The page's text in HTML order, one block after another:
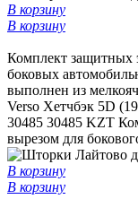
В корзину
В корзину
Комплект защитных
боковых
выполнен из
Verso Хетчбэк 5D
30485 30485 KZT
вырезом для
В корзину
В корзину